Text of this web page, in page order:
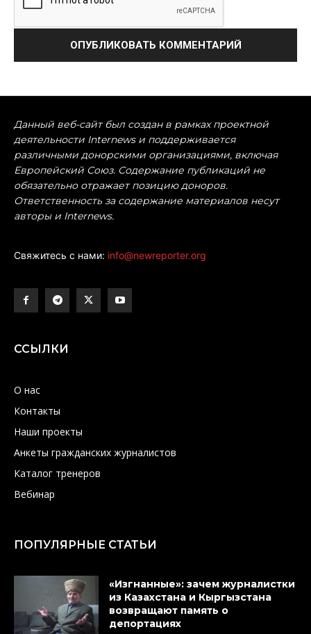
Данный веб-сайт был создан в рамках проектной
деятельности Internews и поддерживается
различными донорскими организациями, включая
Европейский Союз. Содержание публикаций не
обязательно отражает позицию доноров.
Ответственность за содержание материалов несут
авторы и Internews.
Свяжитесь с нами: info@newreporter.org
ССЫЛКИ
О нас
Контакты
Наши проекты
Анкеты гражданских журналистов
Каталог тренеров
Вебинар
ПОПУЛЯРНЫЕ СТАТЬИ
«Изгнанные»: зачем журналистки
из Казахстана и Кыргызстана
возвращают память о
депортациях